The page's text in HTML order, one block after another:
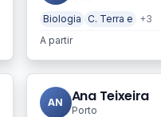
Biologia
C. Terra e
+3
A partir
AN Ana Teixeira
Porto